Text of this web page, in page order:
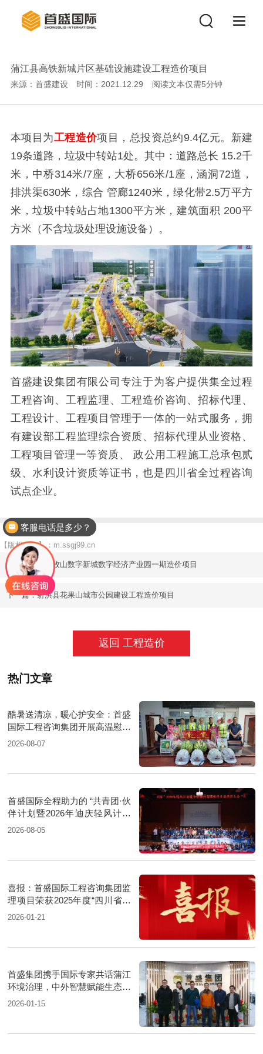
蒲江县高铁新城片区基础设施建设工程造价项目
来源：首盛建设 时间：2021.12.29 阅读文本仅需5分钟
本项目为工程造价项目，总投资总约9.4亿元。新建
19条道路，垃圾中转站1处。其中：道路总长 15.2千
米，中桥314米/7座，大桥656米/1座，涵洞72道，
排洪渠630米，综合 管廊1240米，绿化带2.5万平方
米，垃圾中转站占地1300平方米，建筑面积 200平
方米（不含垃圾处理设施设备）。
首盛建设集团有限公司专注于为客户提供集全过程
工程咨询、工程监理、工程造价咨询、招标代理、
工程设计、工程项目管理于一体的一站式服务，拥
有建设部工程监理综合资质、招标代理从业资格、
工程项目管理一等资质、 政公用工程施工总承包贰
级、水利设计资质等证书，也是四川省全过程咨询
试点企业。
【责任编辑】：首盛建设
【版权所有】： m.ssgj99.cn
上一篇：天府牧山数字新城数字经济产业园一期造价项目
下一篇：射洪县花果山城市公园建设工程造价项目
返回 工程造价
热门文章
酷暑送清凉，暖心护安全：首盛
国际工程咨询集团开展高温慰问
活动
2026-08-07
首盛国际全程助力的 “共青团·伙
伴计划暨2026年迪庆轻风计划
夏令营”圆满落幕
2026-08-05
喜报：首盛国际工程咨询集团监
理项目荣获2025年度“四川省优
质机电安装工程”
2026-01-21
首盛集团携手国际专家共话蒲江
环境治理，中外智慧赋能生态升
级
2026-01-15
客服电话是多少？